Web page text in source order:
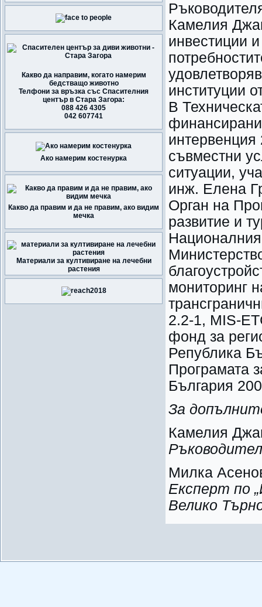
Какво да направим, когато намерим
бедстващо животно
Телфони за връзка със Спасителния
център в Стара Загора:
088 426 4305
042 607741
Ако намерим костенурка
Какво да правим и да не правим, ако видим
мечка
Материали за култивиране на лечебни
растения
Камелия
инвестиции
институции
В
интервенция
съвместни
ситуации,
инж. Елена
Орган на
развитие и
мониторинг
2.2-1, MIS-
фонд за
Република
Програмата
България
За
Камелия
Милка
Експерт по
Велико